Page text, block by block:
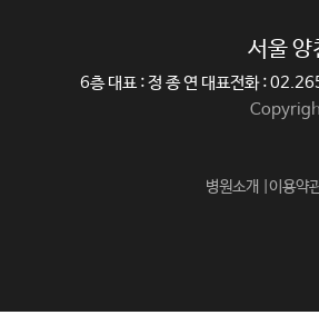
서울
6층 대표 : 정 종 연 대표전화 :
병원소개 | 이용약